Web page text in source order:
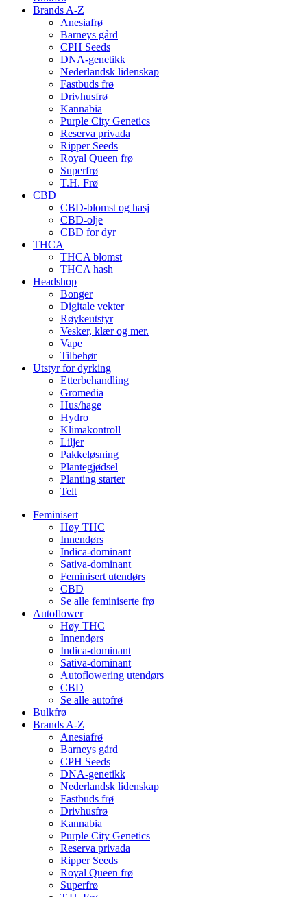
Brands A-Z
Anesiafrø
Barneys gård
CPH Seeds
DNA-genetikk
Nederlandsk lidenskap
Fastbuds frø
Drivhusfrø
Kannabia
Purple City Genetics
Reserva privada
Ripper Seeds
Royal Queen frø
Superfrø
T.H. Frø
CBD
CBD-blomst og hasj
CBD-olje
CBD for dyr
THCA
THCA blomst
THCA hash
Headshop
Bonger
Digitale vekter
Røykeutstyr
Vesker, klær og mer.
Vape
Tilbehør
Utstyr for dyrking
Etterbehandling
Gromedia
Hus/hage
Hydro
Klimakontroll
Liljer
Pakkeløsning
Plantegjødsel
Planting starter
Telt
Feminisert
Høy THC
Innendørs
Indica-dominant
Sativa-dominant
Feminisert utendørs
CBD
Se alle feminiserte frø
Autoflower
Høy THC
Innendørs
Indica-dominant
Sativa-dominant
Autoflowering utendørs
CBD
Se alle autofrø
Bulkfrø
Brands A-Z
Anesiafrø
Barneys gård
CPH Seeds
DNA-genetikk
Nederlandsk lidenskap
Fastbuds frø
Drivhusfrø
Kannabia
Purple City Genetics
Reserva privada
Ripper Seeds
Royal Queen frø
Superfrø